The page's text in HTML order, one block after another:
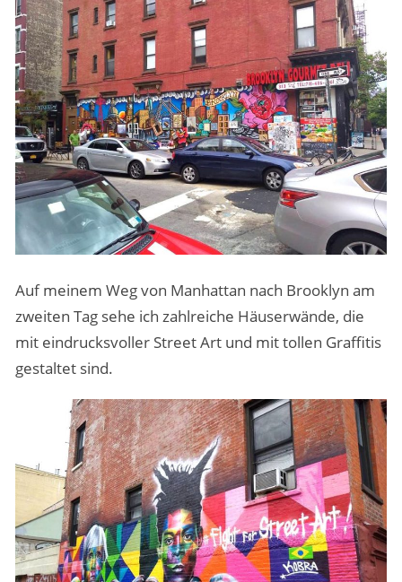
Auf meinem Weg von Manhattan nach Brooklyn am
zweiten Tag sehe ich zahlreiche Häuserwände, die
mit eindrucksvoller Street Art und mit tollen Graffitis
gestaltet sind.